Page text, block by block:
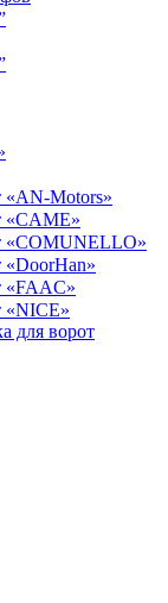
«AN-Motors»
«CAME»
«COMUNELLO»
«DoorHan»
«FAAC»
«NICE»
для ворот